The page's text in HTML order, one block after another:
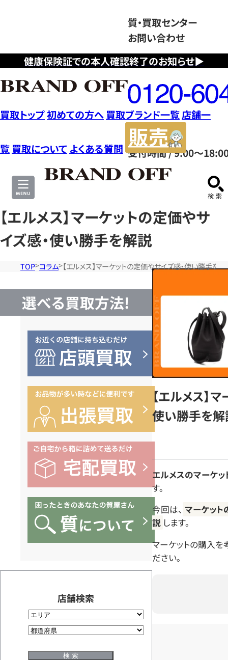
健康保険証での本人確認終了のお知らせ▶
質・買取センター
お問い合わせ
フ
リ
ー
ダ
イ
ヤ
ル
0120604117
受付時間 / 9:00～
買取トップ初めての方へ 買取ブランド一覧店舗一
覧 買取について よくある質問
サ
【エルメス】マーケットの定価やサ
イズ感・使い勝手を解説
TOP コラム 【エルメス】マーケットの定価やサイズ感・使い勝手を
選べる買取方法!
店舗検索
【エルメス】
使い勝手を
エルメスのマーケ
す。
今回は、 マーケッ
説 します。
マーケットの購入を
ださい。